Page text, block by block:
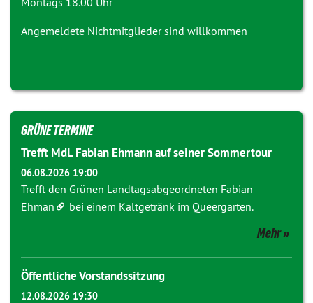
Angemeldete Nichtmitglieder sind willkommen
GRÜNE TERMINE
Trefft MdL Fabian Ehmann auf seiner Sommertour
06.08.2026 19:00
Trefft den Grünen Landtagsabgeordneten Fabian
Ehman
bei einem Kaltgetränk im Queergarten.
Mehr
Öffentliche Vorstandssitzung
12.08.2026 19:30